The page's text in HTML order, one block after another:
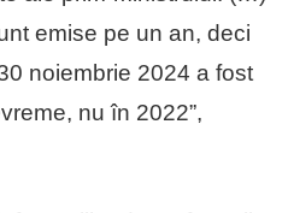
emise pe un an, deci
noiembrie 2024 a fost
nu în 2022”,